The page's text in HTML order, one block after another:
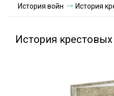
История войн
История
История